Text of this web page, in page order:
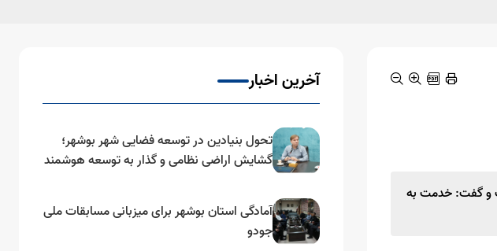
و گفت: خدمت به
آخرین اخبار
تحول بنیادین در توسعه فضایی شهر بوشهر؛
گشایش اراضی نظامی و گذار به توسعه هوشمند
آمادگی استان بوشهر برای میزبانی مسابقات ملی
جودو